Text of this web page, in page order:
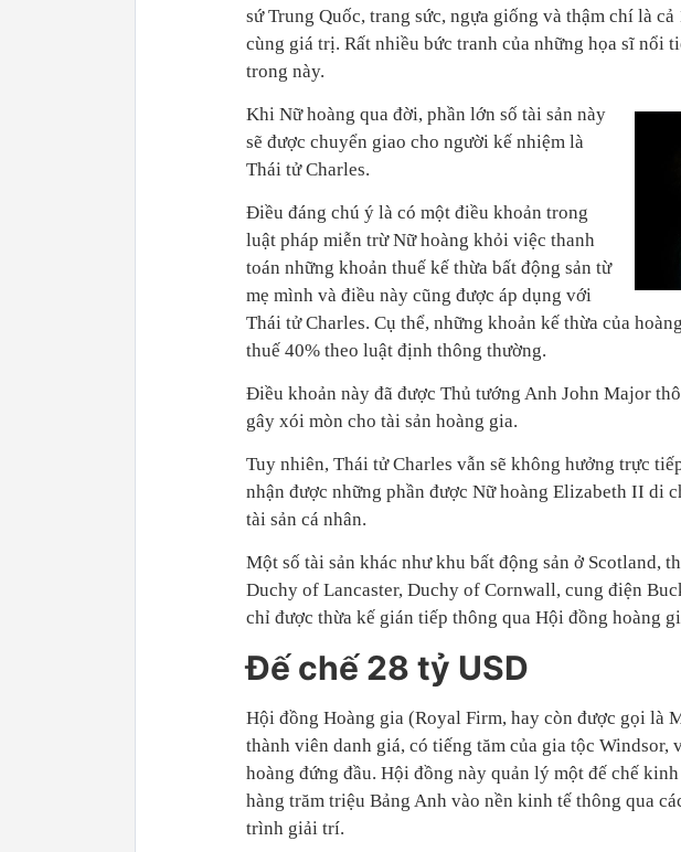
sứ Trung Quốc, trang sức, ngựa giống và thậm chí là
cùng giá trị. Rất nhiều bức tranh của những họa sĩ nổi
trong này.
Khi Nữ hoàng qua đời, phần lớn số tài sản này
sẽ được chuyển giao cho người kế nhiệm là
Thái tử Charles.
Điều đáng chú ý là có một điều khoản trong
luật pháp miễn trừ Nữ hoàng khỏi việc thanh
toán những khoản thuế kế thừa bất động sản từ
mẹ mình và điều này cũng được áp dụng với
Thái tử Charles. Cụ thể, những khoản kế thừa của
thuế 40% theo luật định thông thường.
Điều khoản này đã được Thủ tướng Anh John Major
gây xói mòn cho tài sản hoàng gia.
Tuy nhiên, Thái tử Charles vẫn sẽ không hưởng trực
nhận được những phần được Nữ hoàng Elizabeth II di
tài sản cá nhân.
Một số tài sản khác như khu bất động sản ở Scotland,
Duchy of Lancaster, Duchy of Cornwall, cung điện
chỉ được thừa kế gián tiếp thông qua Hội đồng hoàng
Đế chế 28 tỷ USD
Hội đồng Hoàng gia (Royal Firm, hay còn được gọi là
thành viên danh giá, có tiếng tăm của gia tộc Windsor,
hoàng đứng đầu. Hội đồng này quản lý một đế chế
hàng trăm triệu Bảng Anh vào nền kinh tế thông qua
trình giải trí.